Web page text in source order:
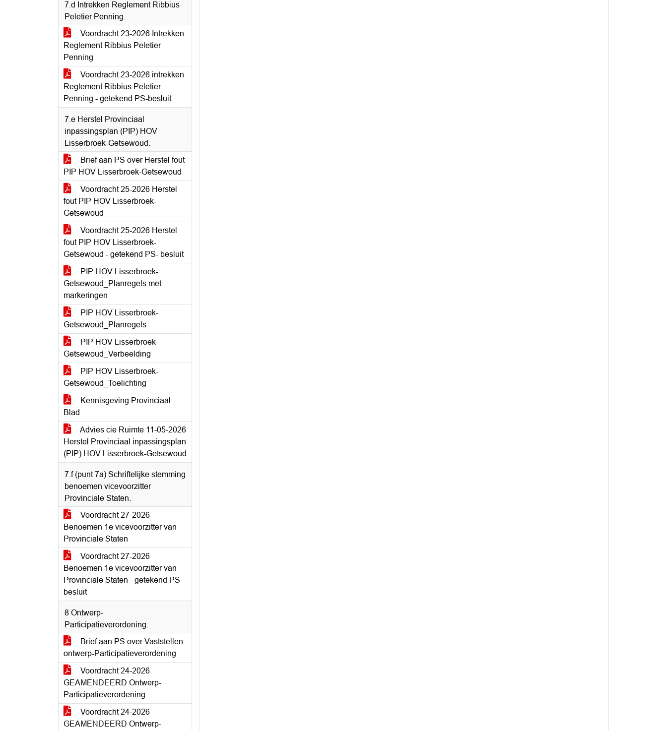
7.d Intrekken Reglement Ribbius
Peletier Penning.
Voordracht 23-2026 Intrekken
Reglement Ribbius Peletier
Penning
Voordracht 23-2026 intrekken
Reglement Ribbius Peletier
Penning - getekend PS-besluit
7.e Herstel Provinciaal
inpassingsplan (PIP) HOV
Lisserbroek-Getsewoud.
Brief aan PS over Herstel fout
PIP HOV Lisserbroek-Getsewoud
Voordracht 25-2026 Herstel
fout PIP HOV Lisserbroek-
Getsewoud
Voordracht 25-2026 Herstel
fout PIP HOV Lisserbroek-
Getsewoud - getekend PS- besluit
PIP HOV Lisserbroek-
Getsewoud_Planregels met
markeringen
PIP HOV Lisserbroek-
Getsewoud_Planregels
PIP HOV Lisserbroek-
Getsewoud_Verbeelding
PIP HOV Lisserbroek-
Getsewoud_Toelichting
Kennisgeving Provinciaal
Blad
Advies cie Ruimte 11-05-2026
Herstel Provinciaal inpassingsplan
(PIP) HOV Lisserbroek-Getsewoud
7.f (punt 7a) Schriftelijke stemming
benoemen vicevoorzitter
Provinciale Staten.
Voordracht 27-2026
Benoemen 1e vicevoorzitter van
Provinciale Staten
Voordracht 27-2026
Benoemen 1e vicevoorzitter van
Provinciale Staten - getekend PS-
besluit
8 Ontwerp-
Participatieverordening.
Brief aan PS over Vaststellen
ontwerp-Participatieverordening
Voordracht 24-2026
GEAMENDEERD Ontwerp-
Participatieverordening
Voordracht 24-2026
GEAMENDEERD Ontwerp-